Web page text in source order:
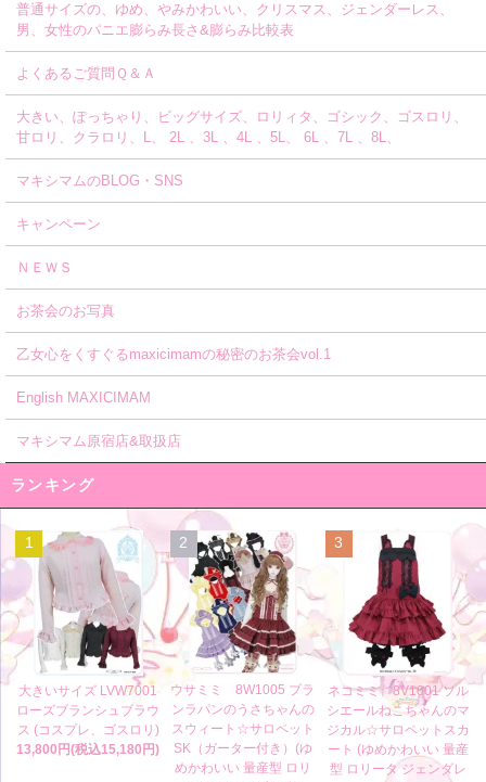
普通サイズの、ゆめ、やみかわいい、クリスマス、ジェンダーレス、
男、女性のパニエ膨らみ長さ&膨らみ比較表
よくあるご質問Ｑ＆Ａ
大きい、ぽっちゃり、ビッグサイズ、ロリィタ、ゴシック、ゴスロリ、
甘ロリ、クラロリ、L、 2L 、3L 、4L 、5L、 6L 、7L 、8L、
マキシマムのBLOG・SNS
キャンペーン
ＮＥＷＳ
お茶会のお写真
乙女心をくすぐるmaxicimamの秘密のお茶会vol.1
English MAXICIMAM
マキシマム原宿店&取扱店
ランキング
1
大きいサイズ LVW7001
ローズブランシュブラウ
ス (コスプレ、ゴスロリ)
13,800円(税込15,180円)
2
ウサミミ 8W1005 ブラ
ンラパンのうさちゃんの
スウィート☆サロペット
SK（ガーター付き）(ゆ
めかわいい 量産型 ロリ
3
ネコミミ 8V1001 ソル
シエールねこちゃんのマ
ジカル☆サロペットスカ
ート (ゆめかわいい 量産
型 ロリータ ジェンダレ